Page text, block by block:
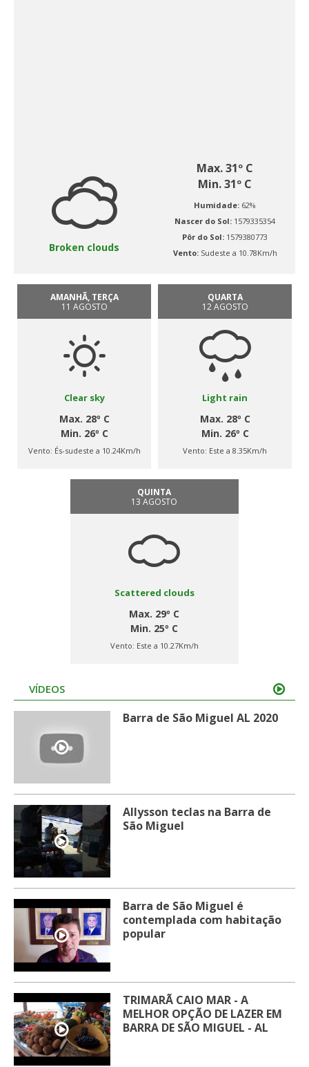
Broken clouds
Max. 31º C
Min. 31º C
Humidade: 62%
Nascer do Sol: 1579335354
Pôr do Sol: 1579380773
Vento: Sudeste a 10.78Km/h
AMANHÃ, TERÇA
11 AGOSTO
Clear sky
Max. 28º C
Min. 26º C
Vento: És-sudeste a 10.24Km/h
QUARTA
12 AGOSTO
Light rain
Max. 28º C
Min. 26º C
Vento: Este a 8.35Km/h
QUINTA
13 AGOSTO
Scattered clouds
Max. 29º C
Min. 25º C
Vento: Este a 10.27Km/h
VÍDEOS
Barra de São Miguel AL 2020
Allysson teclas na Barra de
São Miguel
Barra de São Miguel é
contemplada com habitação
popular
TRIMARÃ CAIO MAR - A
MELHOR OPÇÃO DE LAZER EM
BARRA DE SÃO MIGUEL - AL